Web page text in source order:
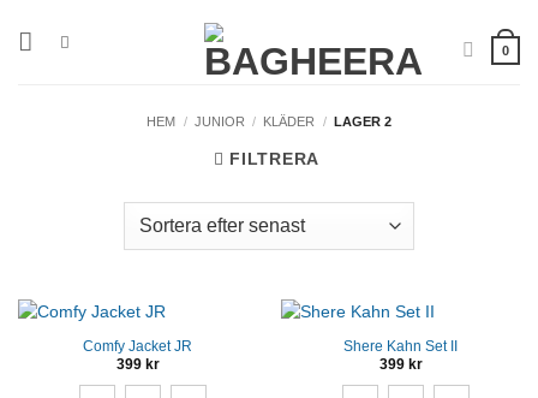
0
HEM / JUNIOR / KLÄDER / LAGER 2
FILTRERA
Comfy Jacket JR
399 kr
Shere Kahn Set II
399 kr